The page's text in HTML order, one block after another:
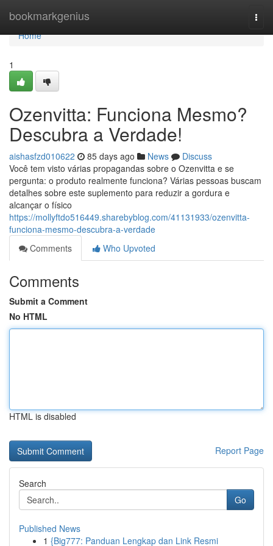
bookmarkgenius
Home
Home
1
Ozenvitta: Funciona Mesmo?
Descubra a Verdade!
aishasfzd010622 85 days ago News
Discuss
Você tem visto várias propagandas sobre o Ozenvitta e se
pergunta: o produto realmente funciona? Várias pessoas buscam
detalhes sobre este suplemento para reduzir a gordura e
alcançar o físico
https://mollyftdo516449.sharebyblog.com/41131933/ozenvitta-
funciona-mesmo-descubra-a-verdade
Comments
Who Upvoted
Comments
Submit a Comment
No HTML
HTML is disabled
Report Page
Search
Go
Published News
1 {Big777: Panduan Lengkap dan Link Resmi